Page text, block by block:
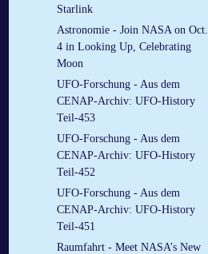
Starlink
Astronomie - Join NASA on Oct.
4 in Looking Up, Celebrating
Moon
UFO-Forschung - Aus dem
CENAP-Archiv: UFO-History
Teil-453
UFO-Forschung - Aus dem
CENAP-Archiv: UFO-History
Teil-452
UFO-Forschung - Aus dem
CENAP-Archiv: UFO-History
Teil-451
Raumfahrt - Meet NASA’s New